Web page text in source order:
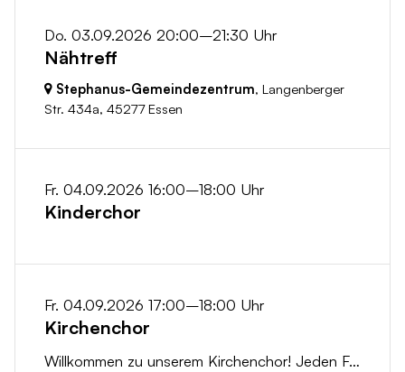
Do. 03.09.2026 20:00–21:30 Uhr
Nähtreff
Stephanus-Gemeindezentrum, Langenberger
Str. 434a, 45277 Essen
Fr. 04.09.2026 16:00–18:00 Uhr
Kinderchor
Fr. 04.09.2026 17:00–18:00 Uhr
Kirchenchor
Willkommen zu unserem Kirchenchor! Jeden Freitag treffen wir uns um 17:00 Uhr in der Stephanuskirche, um gemeinsam zu singen und die Freude an der...